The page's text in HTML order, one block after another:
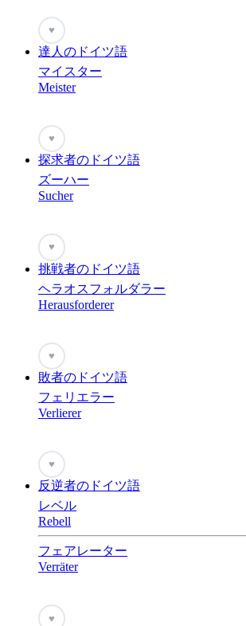
♥
達人のドイツ語
マイスター
Meister
♥
探求者のドイツ語
ズーハー
Sucher
♥
挑戦者のドイツ語
ヘラオスフォルダラー
Herausforderer
♥
敗者のドイツ語
フェリエラー
Verlierer
♥
反逆者のドイツ語
レベル
Rebell
フェアレーター
Verräter
♥